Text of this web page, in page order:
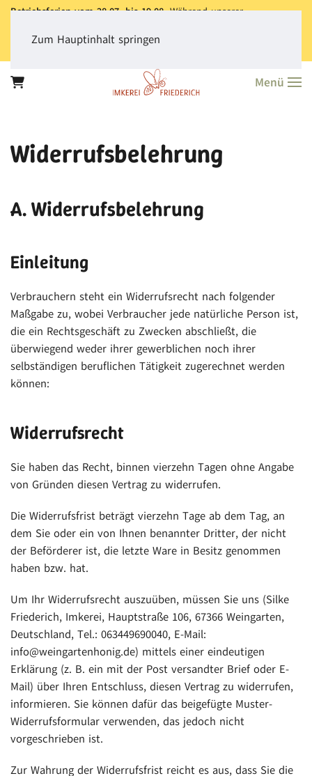
Betriebsferien vom 28.07. bis 19.08.Während unserer
dass derVersand aller Bestellungen erst ab dem 20.08.
Vielen Dank für Ihr Verständnis!
Zum Hauptinhalt springen
Menü
Widerrufsbelehrung
A. Widerrufsbelehrung
Einleitung
Verbrauchern steht ein Widerrufsrecht nach folgender
Maßgabe zu, wobei Verbraucher jede natürliche Person ist,
die ein Rechtsgeschäft zu Zwecken abschließt, die
überwiegend weder ihrer gewerblichen noch ihrer
selbständigen beruflichen Tätigkeit zugerechnet werden
können:
Widerrufsrecht
Sie haben das Recht, binnen vierzehn Tagen ohne Angabe
von Gründen diesen Vertrag zu widerrufen.
Die Widerrufsfrist beträgt vierzehn Tage ab dem Tag, an
dem Sie oder ein von Ihnen benannter Dritter, der nicht
der Beförderer ist, die letzte Ware in Besitz genommen
haben bzw. hat.
Um Ihr Widerrufsrecht auszuüben, müssen Sie uns (Silke
Friederich, Imkerei, Hauptstraße 106, 67366 Weingarten,
Deutschland, Tel.: 063449690040, E-Mail:
info@weingartenhonig.de) mittels einer eindeutigen
Erklärung (z. B. ein mit der Post versandter Brief oder E-
Mail) über Ihren Entschluss, diesen Vertrag zu widerrufen,
informieren. Sie können dafür das beigefügte Muster-
Widerrufsformular verwenden, das jedoch nicht
vorgeschrieben ist.
Zur Wahrung der Widerrufsfrist reicht es aus, dass Sie die